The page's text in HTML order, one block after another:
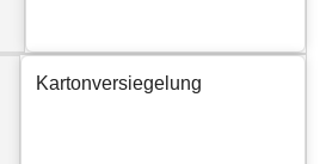
Kartonversiegelung